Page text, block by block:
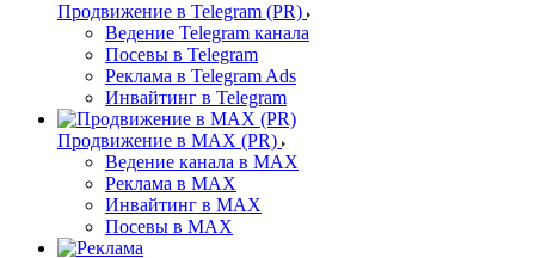
Продвижение в Telegram (PR)
Ведение Telegram канала
Посевы в Telegram
Реклама в Telegram Ads
Инвайтинг в Telegram
Продвижение в MAX (PR)
Ведение канала в MAX
Реклама в MAX
Инвайтинг в MAX
Посевы в MAX